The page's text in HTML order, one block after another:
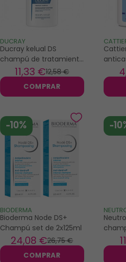
DUCRAY
Ducray kelual DS
champú de tratamiento
100ml
12,58 €
11,33 €
COMPRAR
4
-10%
BIODERMA
Bioderma Node DS+
Champú set de 2x125ml
26,75 €
24,08 €
COMPRAR
-
250ml
11